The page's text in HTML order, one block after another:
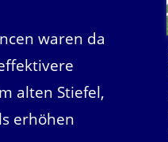
waren da
alten Stiefel,
erhöhen